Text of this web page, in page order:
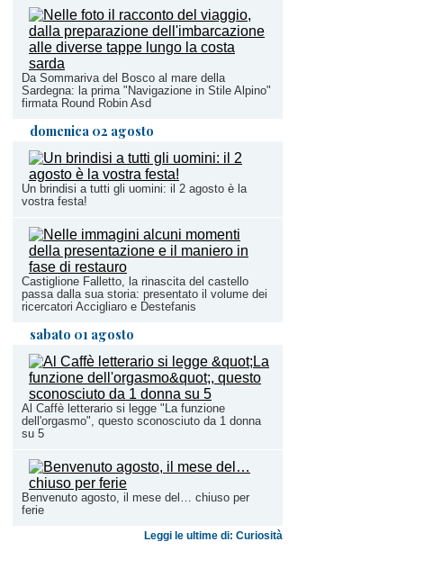
Da Sommariva del Bosco al mare della
Sardegna: la prima "Navigazione in Stile Alpino"
firmata Round Robin Asd
domenica 02 agosto
Un brindisi a tutti gli uomini: il 2 agosto è la
vostra festa!
Castiglione Falletto, la rinascita del castello
passa dalla sua storia: presentato il volume dei
ricercatori Accigliaro e Destefanis
sabato 01 agosto
Al Caffè letterario si legge "La funzione
dell'orgasmo", questo sconosciuto da 1 donna
su 5
Benvenuto agosto, il mese del… chiuso per
ferie
Leggi le ultime di: Curiosità